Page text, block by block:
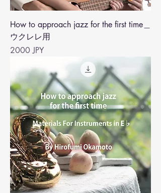
How to approach jazz for the first time＿
ウクレレ用
Precio
2000 JPY